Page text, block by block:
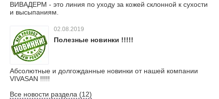
ВИВАДЕРМ - это линия по уходу за кожей склонной к сухости
и высыпаниям.
02.08.2019
Полезные новинки !!!!!
Абсолютные и долгожданные новинки от нашей компании
VIVASAN !!!!!
Все новости раздела (12)